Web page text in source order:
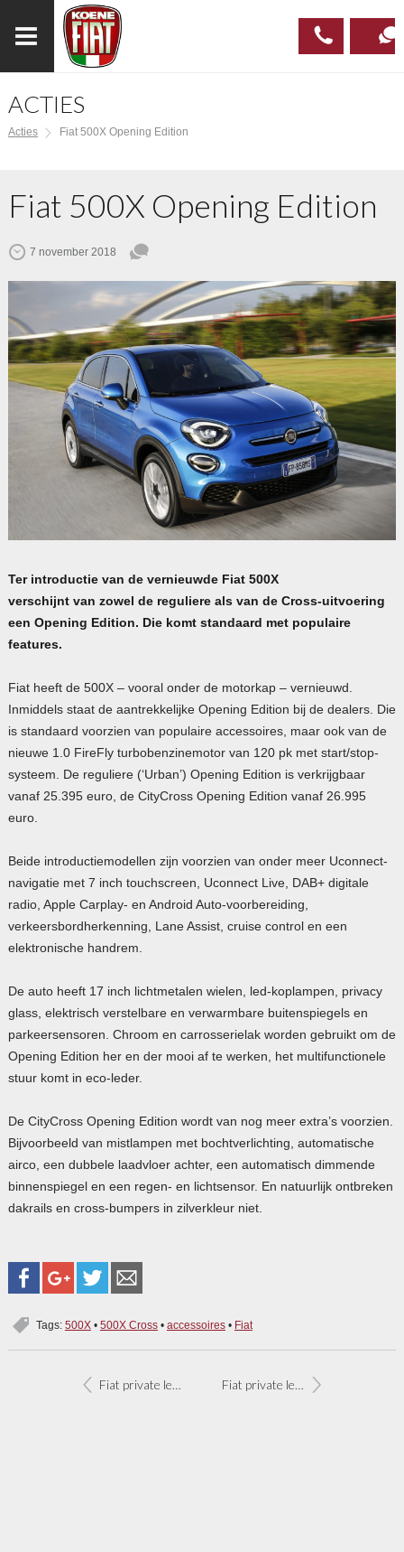
ACTIES
Acties Fiat 500X Opening Edition
Fiat 500X Opening Edition
7 november 2018
Ter introductie van de vernieuwde Fiat 500X
verschijnt van zowel de reguliere als van de Cross-uitvoering
een Opening Edition. Die komt standaard met populaire
features.
Fiat heeft de 500X – vooral onder de motorkap – vernieuwd.
Inmiddels staat de aantrekkelijke Opening Edition bij de dealers. Die
is standaard voorzien van populaire accessoires, maar ook van de
nieuwe 1.0 FireFly turbobenzinemotor van 120 pk met start/stop-
systeem. De reguliere (‘Urban’) Opening Edition is verkrijgbaar
vanaf 25.395 euro, de CityCross Opening Edition vanaf 26.995
euro.
Beide introductiemodellen zijn voorzien van onder meer Uconnect-
navigatie met 7 inch touchscreen, Uconnect Live, DAB+ digitale
radio, Apple Carplay- en Android Auto-voorbereiding,
verkeersbordherkenning, Lane Assist, cruise control en een
elektronische handrem.
De auto heeft 17 inch lichtmetalen wielen, led-koplampen, privacy
glass, elektrisch verstelbare en verwarmbare buitenspiegels en
parkeersensoren. Chroom en carrosserielak worden gebruikt om de
Opening Edition her en der mooi af te werken, het multifunctionele
stuur komt in eco-leder.
De CityCross Opening Edition wordt van nog meer extra’s voorzien.
Bijvoorbeeld van mistlampen met bochtverlichting, automatische
airco, een dubbele laadvloer achter, een automatisch dimmende
binnenspiegel en een regen- en lichtsensor. En natuurlijk ontbreken
dakrails en cross-bumpers in zilverkleur niet.
Tags: 500X• 500X Cross• accessoires• Fiat
Fiat private lease actie-aanbod Fiat private lease aanbiedingen